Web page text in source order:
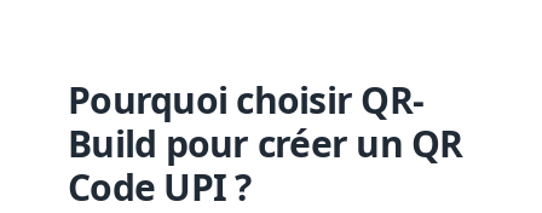
Pourquoi choisir QR-
Build pour créer un QR
Code UPI ?